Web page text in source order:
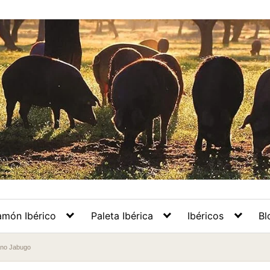
Ibérico Paleta Ibérica Ibéricos
Jabugo